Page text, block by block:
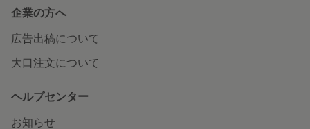
企業の方へ
広告出稿について
大口注文について
ヘルプセンター
お知らせ